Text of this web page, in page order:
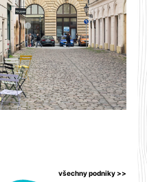
všechny podniky >>